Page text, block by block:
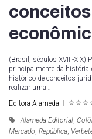
(Brasil, séculos XVIII-XIX)
principalmente da história
histórico de conceitos
realizar uma…
Editora Alameda
Alameda Editorial
Mercado República